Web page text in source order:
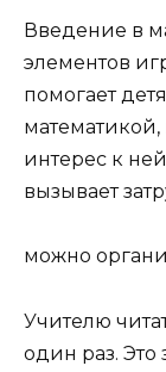
Введение в
элементов
помогает
интерес к
вызывает
можно
Учителю
один раз. Это